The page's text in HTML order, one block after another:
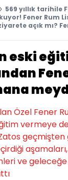
569 yıllık tarihile
Fener Rum
açık mı?
eski
Özel Fener
vermeye
ve